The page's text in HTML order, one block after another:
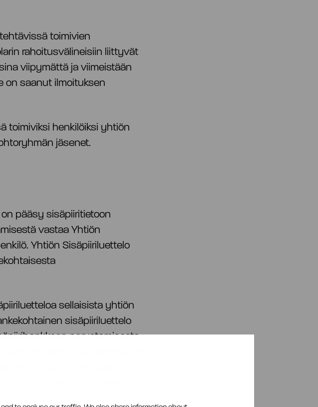
toimivien
rahoitusvälineisiin liittyvät
viipymättä ja viimeistään
on saanut ilmoituksen
toimiviksi henkilöiksi yhtiön
jäsenet.
pääsy sisäpiiritietoon
vastaa Yhtiön
Yhtiön Sisäpiiriluettelo
sellaisista yhtiön
sisäpiiriluettelo
perustamisesta
sisäpiirihallinnon toimesta.